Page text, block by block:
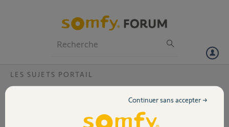
Volet
LES SUJETS PORTAIL
Recherche de compatibilité
Je souhaite installer de la
Continuer sans accepter →